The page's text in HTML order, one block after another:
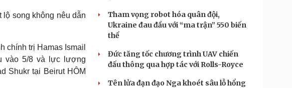
Săn Tour
Đọc truyện đêm khuya
Cửa sổ tình yêu
song không nêu dẫn
chính trị Hamas Ismail
vào 5/8 và lực lượng
Shukr tại Beirut HÔM
Tham vọng robot hóa quân đội,
Ukraine đau đầu với “ma trận” 550 biến
thể
Đức tăng tốc chương trình UAV chiến
đấu thông qua hợp tác với Rolls-Royce
Tên lửa đạn đạo Nga khoét sâu lỗ hổng